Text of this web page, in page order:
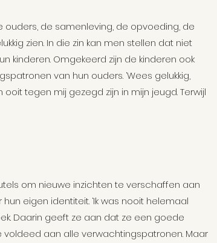
ouders, de samenleving, de opvoeding, de
zien. In die zin kan men stellen dat niet
kinderen. Omgekeerd zijn de kinderen ook
van hun ouders. ‘Wees gelukkig,
tegen mij gezegd zijn in mijn jeugd. Terwijl
om nieuwe inzichten te verschaffen aan
eigen identiteit. ‘Ik was nooit helemaal
Daarin geeft ze aan dat ze een goede
aan alle verwachtingspatronen. Maar